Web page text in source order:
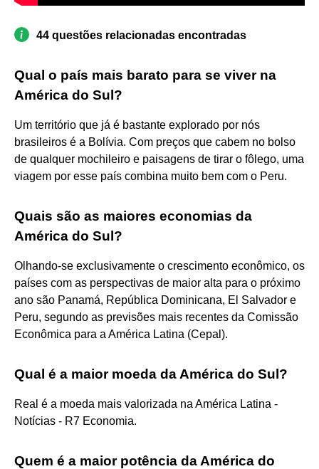
44 questões relacionadas encontradas
Qual o país mais barato para se viver na
América do Sul?
Um território que já é bastante explorado por nós
brasileiros é a Bolívia. Com preços que cabem no bolso
de qualquer mochileiro e paisagens de tirar o fôlego, uma
viagem por esse país combina muito bem com o Peru.
Quais são as maiores economias da
América do Sul?
Olhando-se exclusivamente o crescimento econômico, os
países com as perspectivas de maior alta para o próximo
ano são Panamá, República Dominicana, El Salvador e
Peru, segundo as previsões mais recentes da Comissão
Econômica para a América Latina (Cepal).
Qual é a maior moeda da América do Sul?
Real é a moeda mais valorizada na América Latina -
Notícias - R7 Economia.
Quem é a maior potência da América do